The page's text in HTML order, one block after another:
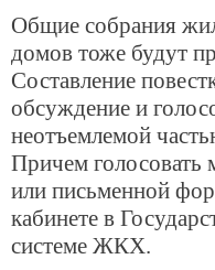
Общие собрания
домов тоже будут
Составление
обсуждение и
неотъемлемой
Причем голосовать
или письменной
кабинете в
системе ЖКХ.